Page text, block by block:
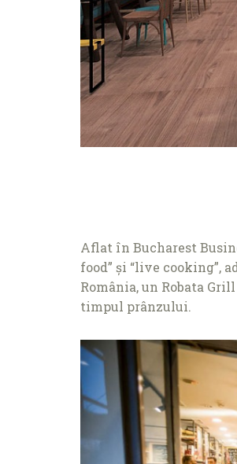
Aflat în Bucharest
food” și “live cooking”,
România, un Robata
timpul prânzului.